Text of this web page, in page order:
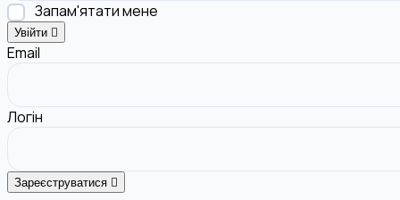
Запам'ятати мене
Увійти
Email
Логін
Зареєструватися